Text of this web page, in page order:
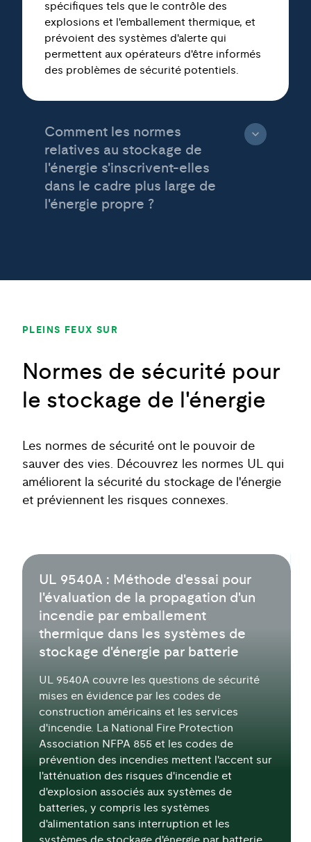
spécifiques tels que le contrôle des
explosions et l'emballement thermique, et
prévoient des systèmes d'alerte qui
permettent aux opérateurs d'être informés
des problèmes de sécurité potentiels.
Comment les normes
relatives au stockage de
l'énergie s'inscrivent-elles
dans le cadre plus large de
l'énergie propre ?
PLEINS FEUX SUR
Normes de sécurité pour
le stockage de l'énergie
Les normes de sécurité ont le pouvoir de
sauver des vies. Découvrez les normes UL qui
améliorent la sécurité du stockage de l'énergie
et préviennent les risques connexes.
UL 9540A : Méthode d'essai pour
l'évaluation de la propagation d'un
incendie par emballement
thermique dans les systèmes de
stockage d'énergie par batterie
UL 9540A couvre les questions de sécurité
mises en évidence par les codes de
construction américains et les services
d'incendie. La National Fire Protection
Association NFPA 855 et les codes de
prévention des incendies mettent l'accent sur
l'atténuation des risques d'incendie et
d'explosion associés aux systèmes de
batteries, y compris les systèmes
d'alimentation sans interruption et les